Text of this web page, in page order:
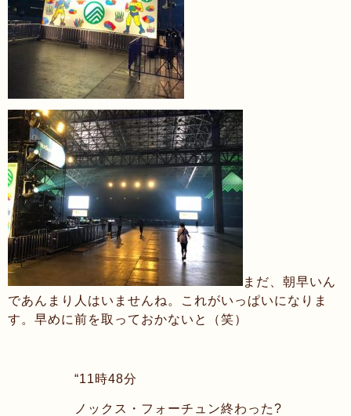
まだ、朝早いん
であんまり人はいませんね。これがいっぱいになりま
す。早めに前を取っておかないと（笑）
“11時48分
ノックス・フォーチュン終わった?